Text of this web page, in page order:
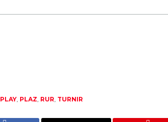
PLAY PLAZ RUR TURNIR